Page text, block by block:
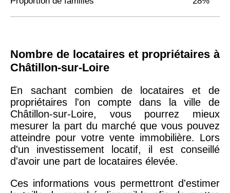
Nombre de locataires et propriétaires à
Châtillon-sur-Loire
En sachant combien de locataires et de
propriétaires l'on compte dans la ville de
Châtillon-sur-Loire, vous pourrez mieux
mesurer la part du marché que vous pouvez
atteindre pour votre vente immobilière. Lors
d'un investissement locatif, il est conseillé
d'avoir une part de locataires élevée.
Ces informations vous permettront d'estimer